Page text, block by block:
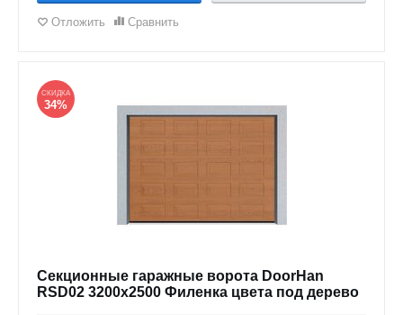
Отложить Сравнить
СКИДКА
34%
Секционные гаражные ворота DoorHan
RSD02 3200х2500 Филенка цвета под дерево